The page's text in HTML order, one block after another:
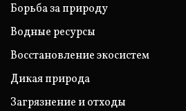
Борьба за природу
Водные ресурсы
Восстановление экосистем
Дикая природа
Загрязнение и отходы